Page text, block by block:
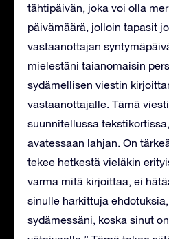
tähtipäivän, joka voi olla
päivämäärä, jolloin tapasit
vastaanottajan
mielestäni taianomaisin
sydämellisen viestin
vastaanottajalle. Tämä
suunnitellussa
avatessaan lahjan. On
tekee hetkestä vieläkin
varma mitä kirjoittaa, ei
sinulle harkittuja
sydämessäni, koska sinut